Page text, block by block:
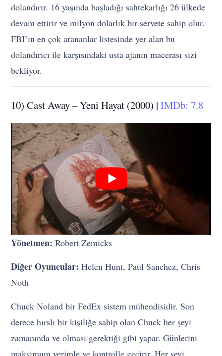
dolandırır. 16 yaşında başladığı sahtekarlığı 26 ülkede
devam ettirir ve milyon dolarlık bir servete sahip olur.
FBI’ın en çok arananlar listesinde yer alan bu
dolandırıcı ile karşısındaki usta ajanın macerası sizi
bekliyor.
10) Cast Away – Yeni Hayat (2000) |IMDb: 7.8
Yönetmen: Robert Zemicks
Diğer Oyuncular: Helen Hunt, Paul Sanchez, Chris
Noth
Chuck Noland bir FedEx sistem mühendisidir. Son
derece hırslı bir kişiliğe sahip olan Chuck her şeyi
zamanında ve olması gerektiği gibi yapar. Günlerini